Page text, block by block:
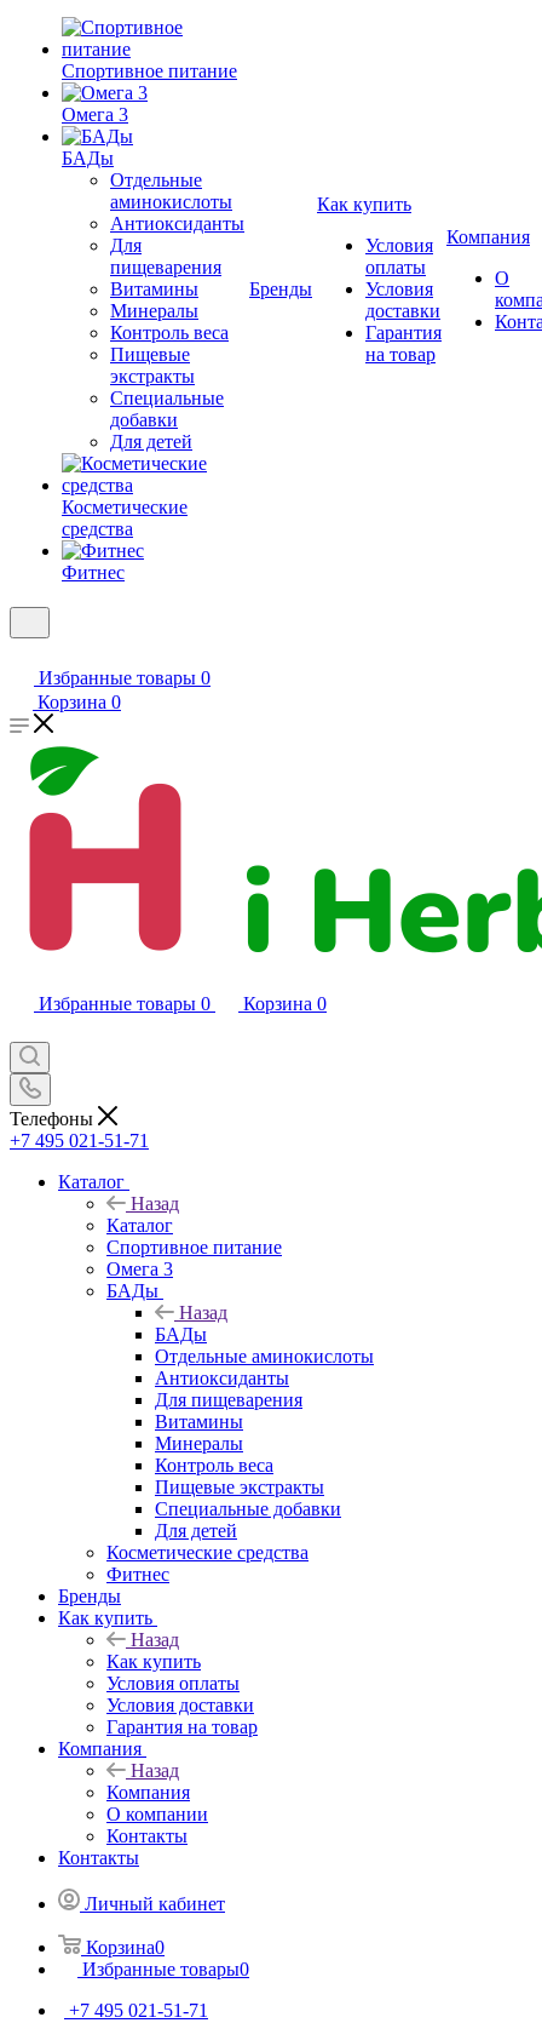
Спортивное питание
Омега 3
БАДы
Отдельные
аминокислоты
Антиоксиданты
Для
пищеварения
Витамины
Минералы
Контроль веса
Пищевые
экстракты
Специальные
добавки
Для детей
Косметические
средства
Фитнес
Бренды
Как купить
Условия
оплаты
Условия
доставки
Гарантия
на товар
Компания
О
Избранные товары 0
Корзина 0
Избранные товары 0 Корзина 0
Телефоны
+7 495 021-51-71
Каталог
Назад
Каталог
Спортивное питание
Омега 3
БАДы
Назад
БАДы
Отдельные аминокислоты
Антиоксиданты
Для пищеварения
Витамины
Минералы
Контроль веса
Пищевые экстракты
Специальные добавки
Для детей
Косметические средства
Фитнес
Бренды
Как купить
Назад
Как купить
Условия оплаты
Условия доставки
Гарантия на товар
Компания
Назад
Компания
О компании
Контакты
Контакты
Личный кабинет
Корзина0
Избранные товары0
+7 495 021-51-71